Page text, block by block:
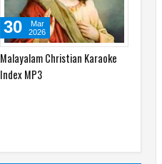
Malayalam Christian Karaoke
Index MP3
30
Mar
2026